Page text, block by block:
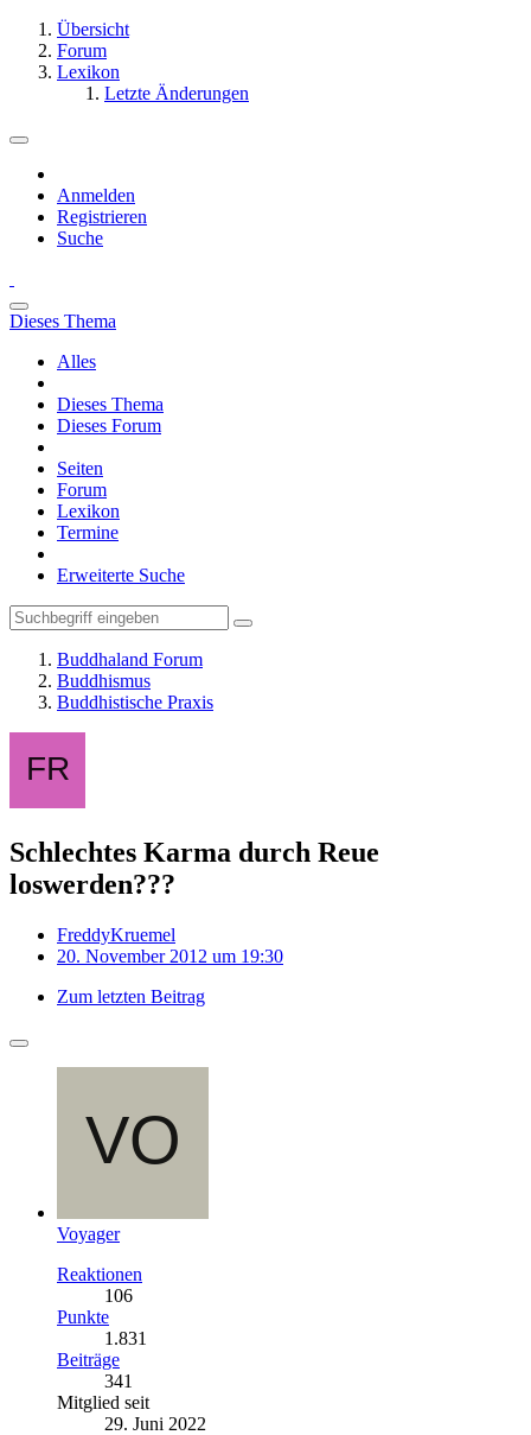
Übersicht
Forum
Lexikon
Letzte Änderungen
Anmelden
Registrieren
Suche
Dieses Thema
Alles
Dieses Thema
Dieses Forum
Seiten
Forum
Lexikon
Termine
Erweiterte Suche
Buddhaland Forum
Buddhismus
Buddhistische Praxis
Schlechtes Karma durch Reue
loswerden???
FreddyKruemel
20. November 2012 um 19:30
Zum letzten Beitrag
Voyager
Reaktionen
106
Punkte
1.831
Beiträge
341
Mitglied seit
29. Juni 2022